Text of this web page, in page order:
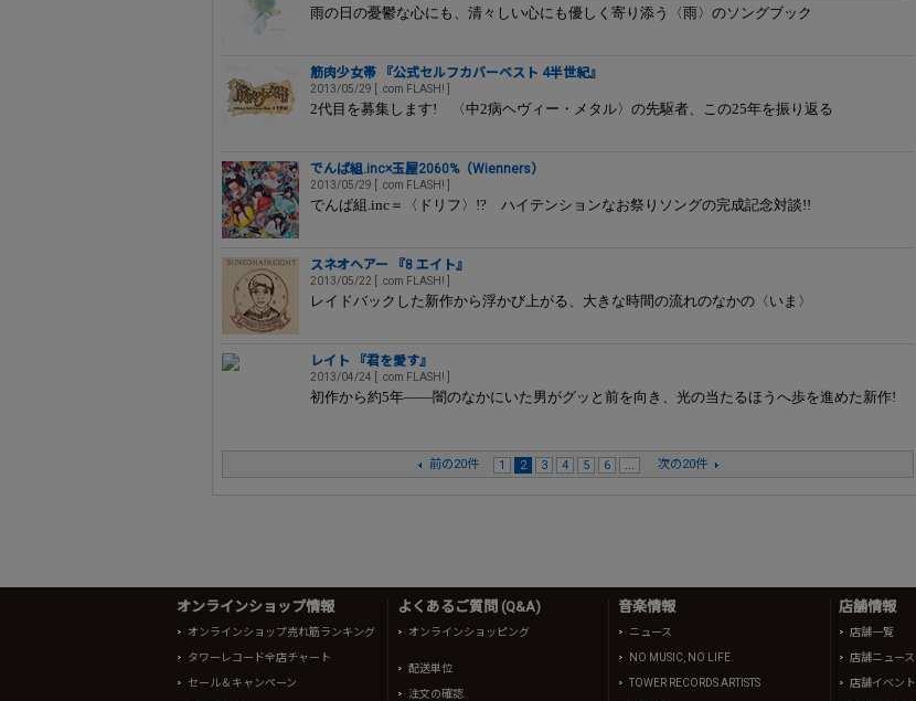
雨の日の憂鬱な心にも、清々しい心にも優しく寄り添う〈雨〉のソングブック
筋肉少女帯 『公式セルフカバーベスト 4半世紀』
2013/05/29 [ .com FLASH! ]
2代目を募集します! 〈中2病ヘヴィー・メタル〉の先駆者、この25年を振り返る
でんぱ組.inc×玉屋2060%（Wienners）
2013/05/29 [ .com FLASH! ]
でんぱ組.inc＝〈ドリフ〉!? ハイテンションなお祭りソングの完成記念対談!!
スネオヘアー 『8 エイト』
2013/05/22 [ .com FLASH! ]
レイドバックした新作から浮かび上がる、大きな時間の流れのなかの〈いま〉
レイト 『君を愛す』
2013/04/24 [ .com FLASH! ]
初作から約5年――闇のなかにいた男がグッと前を向き、光の当たるほうへ歩を進めた新作!
前の20件 1 2 3 4 5 6 ... 次の20件
オンラインショップ情報
オンラインショップ売れ筋ランキング
タワーレコード全店チャート
セール＆キャンペーン
よくあるご質問 (Q&A)
オンラインショッピング
配送単位
注文の確認
音楽情報
ニュース
NO MUSIC, NO LIFE.
TOWER RECORDS ARTISTS
店舗情報
店舗一覧
店舗ニュース
店舗イベント